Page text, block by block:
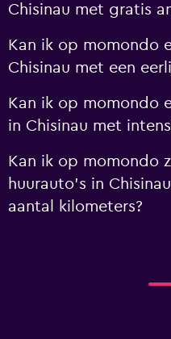
Chisinau met gratis
Kan ik op momondo
Chisinau met een
Kan ik op momondo
in Chisinau met
Kan ik op momondo
huurauto's in
aantal kilometers?